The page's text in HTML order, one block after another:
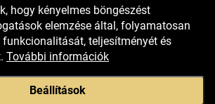
hogy kényelmes böngészést
elemzése által, folyamatosan
teljesítményét és
További információk
Beállítások